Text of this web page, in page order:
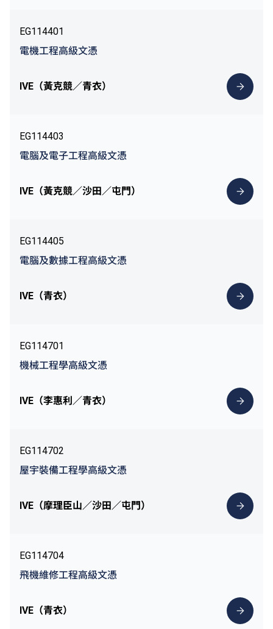
EG114401
電機工程高級文憑
IVE（黃克競／青衣）
EG114403
電腦及電子工程高級文憑
IVE（黃克競／沙田／屯門）
EG114405
電腦及數據工程高級文憑
IVE（青衣）
EG114701
機械工程學高級文憑
IVE（李惠利／青衣）
EG114702
屋宇裝備工程學高級文憑
IVE（摩理臣山／沙田／屯門）
EG114704
飛機維修工程高級文憑
IVE（青衣）